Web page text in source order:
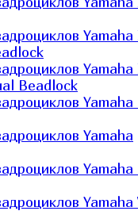
Beadlock
Yamaha
Yamaha
Yamaha
Yamaha